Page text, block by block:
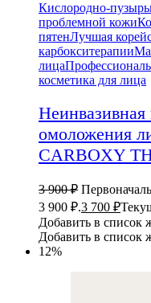
Кислородно-
проблемной кожи
пятенЛучшая
карбокситерапии
лица
косметика для лица
Неинвазивная
омоложения
CARBOXY
3 900₽
3 900 ₽.3 700 ₽
Добавить в список
Добавить в список
12%